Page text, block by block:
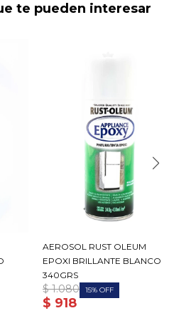
te pueden interesar
AEROSOL RUST OLEUM
EPOXI BRILLANTE BLANCO
340GRS
$ 918
$ 1.080 15